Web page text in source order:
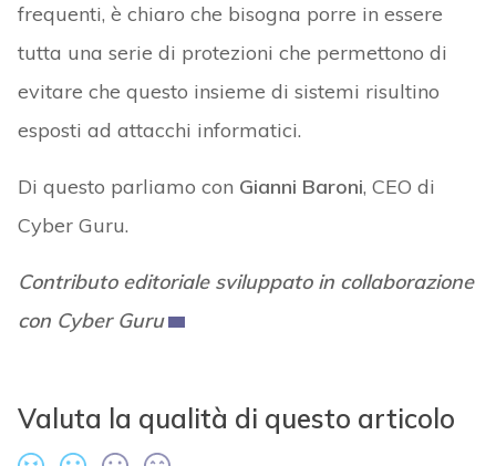
frequenti, è chiaro che bisogna porre in essere
tutta una serie di protezioni che permettono di
evitare che questo insieme di sistemi risultino
esposti ad attacchi informatici.
Di questo parliamo con Gianni Baroni, CEO di
Cyber Guru.
Contributo editoriale sviluppato in collaborazione
con Cyber Guru
Valuta la qualità di questo articolo